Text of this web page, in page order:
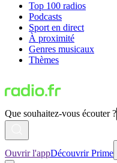
Top 100 radios
Podcasts
Sport en direct
À proximité
Genres musicaux
Thèmes
Que souhaitez-vous écouter ?
Ouvrir l'appDécouvrir Prime